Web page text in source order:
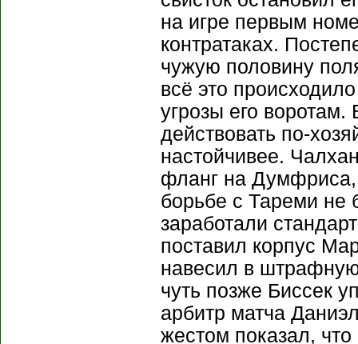
на игре первым
контратаках.
чужую половину
всё это
угрозы его
действовать по-
настойчивее.
фланг на
борьбе с Тареми не
заработали
поставил корпус
навесил в
чуть позже Биссек
арбитр матча
жестом показал,